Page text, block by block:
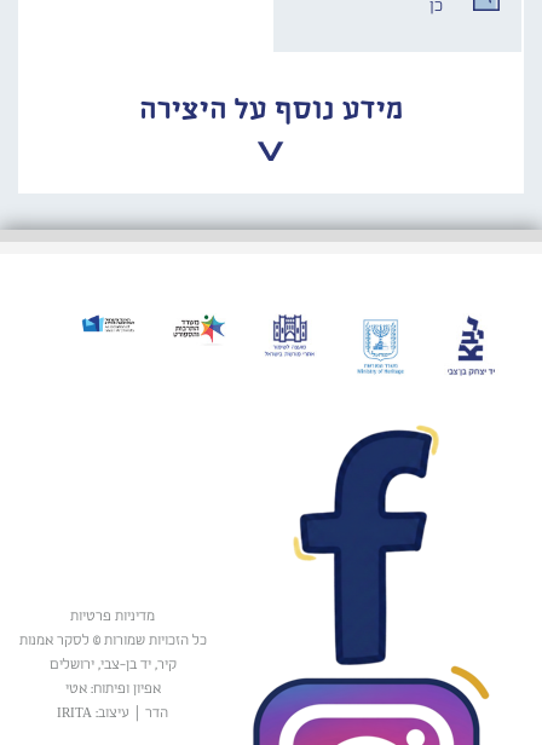
כן
מידע נוסף על היצירה
מדיניות פרטיות
כל הזכויות שמורות © לסקר אמנות
קיר, יד בן-צבי, ירושלים
אפיון ופיתוח: אטי
הדר
עיצוב: IRITA